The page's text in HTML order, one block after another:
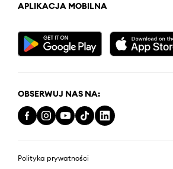
APLIKACJA MOBILNA
OBSERWUJ NAS NA:
Polityka prywatności